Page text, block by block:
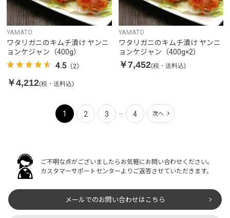
YAMATO
ワタリガニのキムチ漬け ヤンニ
ョンケジャン（400g）
4.5 （2）
￥4,212(税・送料込)
YAMATO
ワタリガニのキムチ漬け ヤンニ
ョンケジャン（400g×2）
￥7,452(税・送料込)
1 2 3 ... 4 次へ
ご不明な点がございましたらお気軽にお問い合わせください。
カスタマーサポートセンターよりご返答させていただきます。
メールでのお問い合わせはこちら